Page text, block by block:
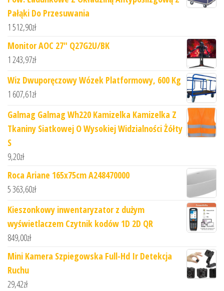
Pałąki Do Przesuwania
1 512,90zł
Monitor AOC 27" Q27G2U/BK
1 243,97zł
Wiz Dwuporęczowy Wózek Platformowy, 600 Kg
1 607,61zł
Galmag Galmag Wh220 Kamizelka Kamizelka Z
Tkaniny Siatkowej O Wysokiej Widzialności Żółty
S
9,20zł
Roca Ariane 165x75cm A248470000
5 363,60zł
Kieszonkowy inwentaryzator z dużym
wyświetlaczem Czytnik kodów 1D 2D QR
849,00zł
Mini Kamera Szpiegowska Full-Hd Ir Detekcja
Ruchu
29,42zł